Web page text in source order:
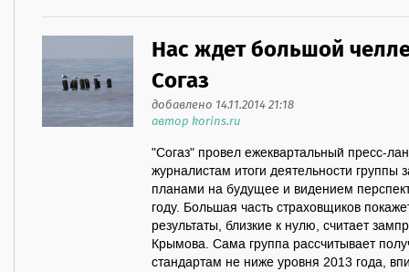
Нас ждет большой
Согаз
добавлено 14.11.2014 21:18
автор korins.ru
"Согаз" провел ежеквартальный пресс-
журналистам итоги деятельности группы
планами на будущее и видением
году. Большая часть страховщиков
результаты, близкие к нулю, считает
Крымова. Сама группа рассчитывает
стандартам не ниже уровня 2013 года,